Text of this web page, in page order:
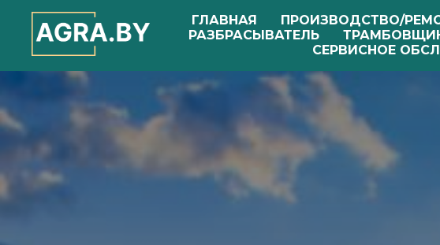
ГЛАВНАЯ
ПРОИЗВОДСТВО/
РАЗБРАСЫВАТЕЛЬ
СЕРВИСНОЕ